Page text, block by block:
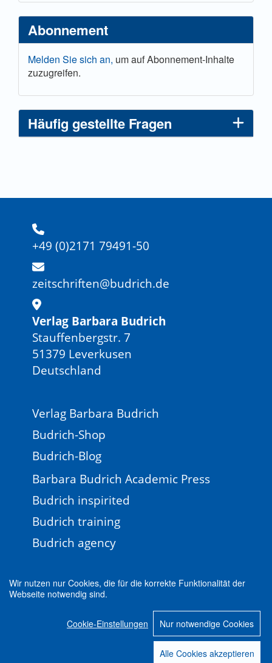
Wir nutzen nur Cookies, die für die korrekte Funktionalität der
Webseite notwendig sind.
Cookie-Einstellungen Nur notwendige Cookies
Alle Cookies akzeptieren
Abonnement
Melden Sie sich an, um auf Abonnement-Inhalte
zuzugreifen.
Häufig gestellte Fragen
+49 (0)2171 79491-50
zeitschriften@budrich.de
Verlag Barbara Budrich
Stauffenbergstr. 7
51379 Leverkusen
Deutschland
Verlag Barbara Budrich
Budrich-Shop
Budrich-Blog
Barbara Budrich Academic Press
Budrich inspirited
Budrich training
Budrich agency
Datenschutz
Cookie-Einstellungen
© 2026 Verlag Barbara Budrich